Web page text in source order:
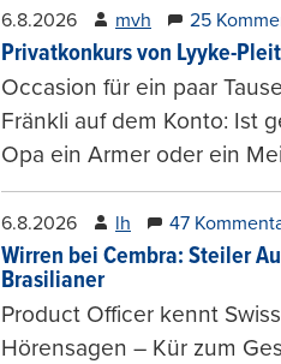
6.8.2026 mvh 25
Privatkonkurs von Lyyke-
Occasion für ein paar
Fränkli auf dem Konto: Ist
Opa ein Armer oder ein
6.8.2026 lh 47
Wirren bei Cembra: Steiler
Brasilianer
Product Officer kennt
Hörensagen – Kür zum